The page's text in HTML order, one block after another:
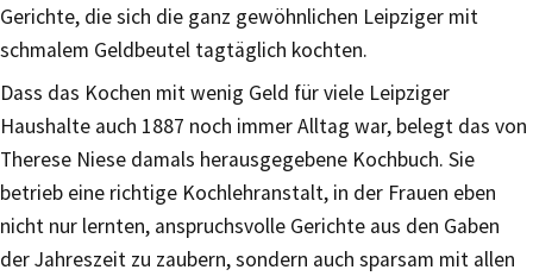
Gerichte, die sich die ganz gewöhnlichen Leipziger mit
schmalem Geldbeutel tagtäglich kochten.
Dass das Kochen mit wenig Geld für viele Leipziger
Haushalte auch 1887 noch immer Alltag war, belegt das von
Therese Niese damals herausgegebene Kochbuch. Sie
betrieb eine richtige Kochlehranstalt, in der Frauen eben
nicht nur lernten, anspruchsvolle Gerichte aus den Gaben
der Jahreszeit zu zaubern, sondern auch sparsam mit allen